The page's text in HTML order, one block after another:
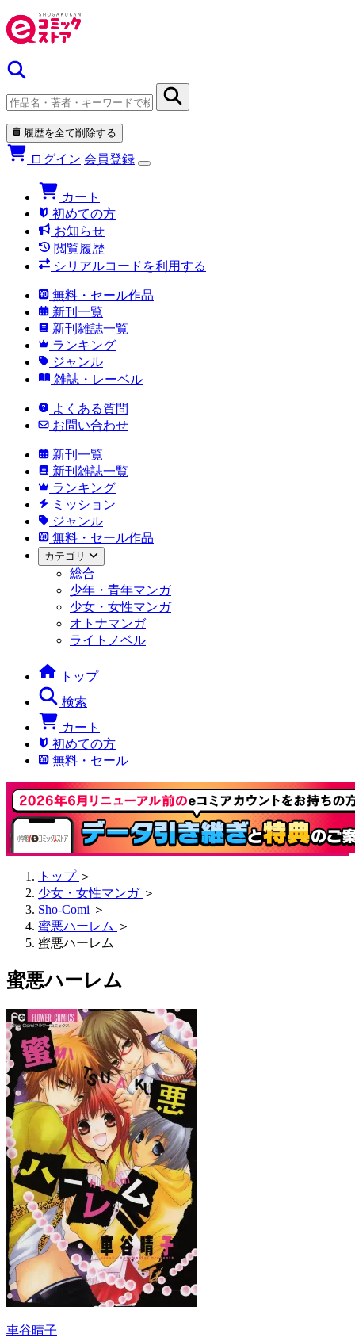
履歴を全て削除する
ログイン 会員登録
カート
初めての方
お知らせ
閲覧履歴
シリアルコードを利用する
無料・セール作品
新刊一覧
新刊雑誌一覧
ランキング
ジャンル
雑誌・レーベル
よくある質問
お問い合わせ
新刊一覧
新刊雑誌一覧
ランキング
ミッション
ジャンル
無料・セール作品
カテゴリ
総合
少年・青年マンガ
少女・女性マンガ
オトナマンガ
ライトノベル
トップ
検索
カート
初めての方
無料・セール
トップ ＞
少女・女性マンガ ＞
Sho-Comi ＞
蜜悪ハーレム ＞
蜜悪ハーレム
蜜悪ハーレム
車谷晴子